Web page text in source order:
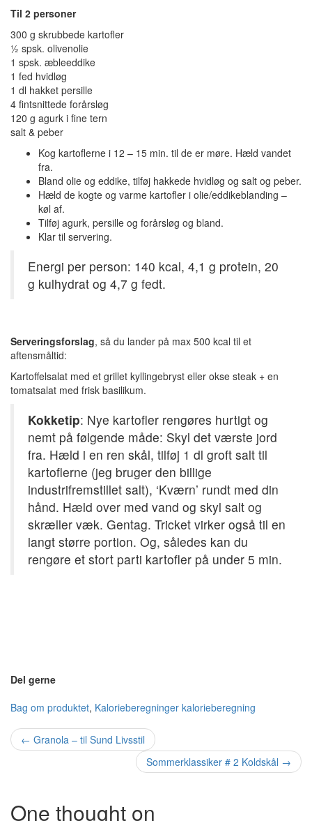
Til 2 personer
300 g skrubbede kartofler
½ spsk. olivenolie
1 spsk. æbleeddike
1 fed hvidløg
1 dl hakket persille
4 fintsnittede forårsløg
120 g agurk i fine tern
salt & peber
Kog kartoflerne i 12 – 15 min. til de er møre. Hæld vandet
fra.
Bland olie og eddike, tilføj hakkede hvidløg og salt og peber.
Hæld de kogte og varme kartofler i olie/eddikeblanding –
køl af.
Tilføj agurk, persille og forårsløg og bland.
Klar til servering.
Energi per person: 140 kcal, 4,1 g protein, 20
g kulhydrat og 4,7 g fedt.
Serveringsforslag, så du lander på max 500 kcal til et
aftensmåltid:
Kartoffelsalat med et grillet kyllingebryst eller okse steak + en
tomatsalat med frisk basilikum.
Kokketip: Nye kartofler rengøres hurtigt og
nemt på følgende måde: Skyl det værste jord
fra. Hæld i en ren skål, tilføj 1 dl groft salt til
kartoflerne (jeg bruger den billige
industrifremstillet salt), ‘Kværn’ rundt med din
hånd. Hæld over med vand og skyl salt og
skræller væk. Gentag. Tricket virker også til en
langt større portion. Og, således kan du
rengøre et stort parti kartofler på under 5 min.
Del gerne
Bag om produktet, Kalorieberegninger kalorieberegning
Post
← Granola – til Sund Livsstil
Sommerklassiker # 2 Koldskål →
One thought on